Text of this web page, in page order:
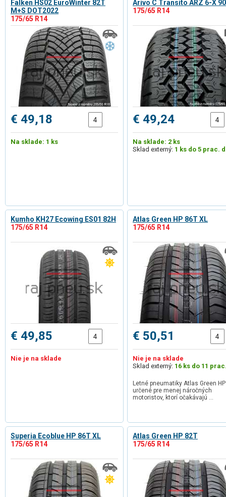
Falken HS02 EuroWinter 82T
M+S DOT2022
175/65 R14
€ 49,18
Na sklade: 1 ks
Arivo C Transito ARZ 6-X
175/65 R14
€ 49,24
Na sklade: 2 ks
Sklad externý: 1 ks do 5 prac.
Kumho KH27 Ecowing ES01 82H
175/65 R14
€ 49,85
Nie je na sklade
Atlas Green HP 86T XL
175/65 R14
€ 50,51
Nie je na sklade
Sklad externý: 16 ks do 11
Letné pneumatiky Atlas Green
určené pre menej náročných
motoristov, ktorí očakávajú …
Superia Ecoblue HP 86T XL
175/65 R14
Atlas Green HP 82T
175/65 R14